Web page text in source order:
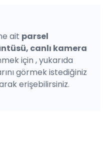
ait parsel
canlı kamera
için , yukarıda
görmek istediğiniz
erişebilirsiniz.